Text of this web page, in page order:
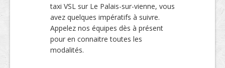
taxi VSL sur Le Palais-sur-vienne, vous
avez quelques impératifs à suivre.
Appelez nos équipes dès à présent
pour en connaitre toutes les
modalités.